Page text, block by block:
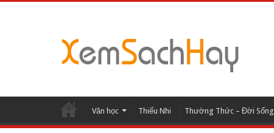
Văn học Thiếu Nhi Thường Thức – Đời Sống